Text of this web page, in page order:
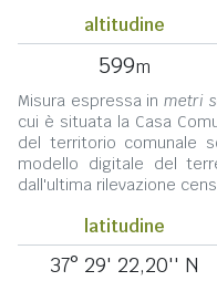
altitudine
599m
Misura espressa in metri
cui è situata la Casa
del territorio comunale
modello digitale del
dall'ultima rilevazione
latitudine
37° 29' 22,20'' N